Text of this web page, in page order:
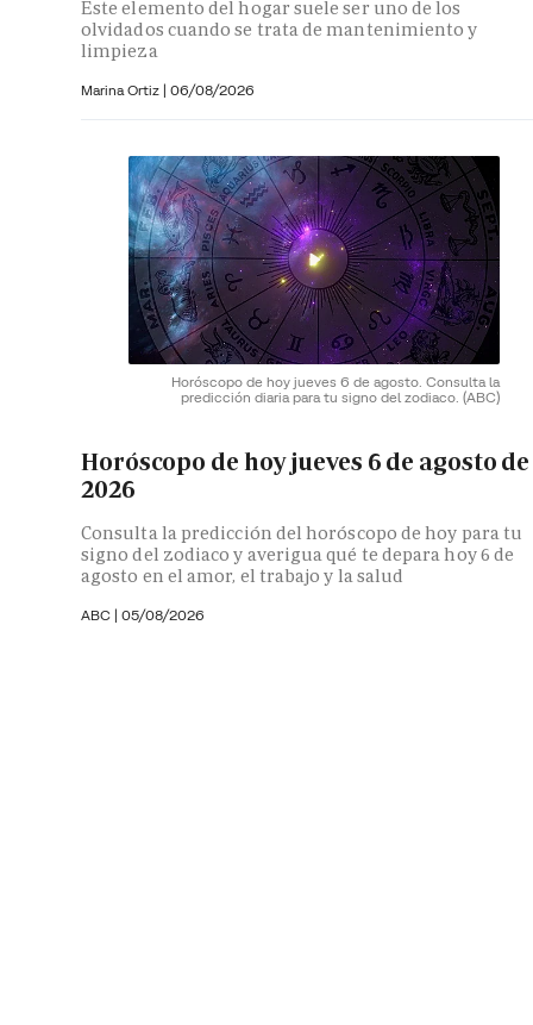
Este elemento del hogar suele ser uno de los
olvidados cuando se trata de mantenimiento y
limpieza
Marina Ortiz | 06/08/2026
Horóscopo de hoy jueves 6 de agosto. Consulta la
predicción diaria para tu signo del zodiaco. (ABC)
Horóscopo de hoy jueves 6 de agosto de
2026
Consulta la predicción del horóscopo de hoy para tu
signo del zodiaco y averigua qué te depara hoy 6 de
agosto en el amor, el trabajo y la salud
ABC | 05/08/2026